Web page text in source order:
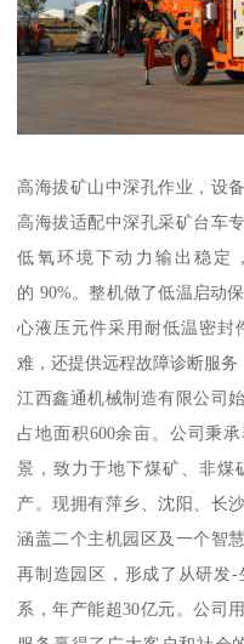
高海拔矿山中深孔作业，设
高海拔适配中深孔采矿台车
低氧环境下动力输出稳定
的 90%。整机做了低温启动
心液压元件采用耐低温密封
难，还提供远程故障诊断服务
江西鑫通机械制造有限公司
占地面积600余亩。公司秉
景，致力于地下煤矿、非煤
产。现拥有萍乡、沈阳、长
涵盖二个主机园区及一个智
再制造园区，形成了从研发
系，年产能超30亿元。公司